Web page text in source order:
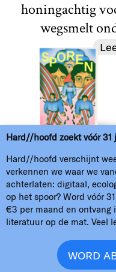
honingachtig
wegsmelt
H//h
Home Over
Verzamel kunst of
Oproepen
Contact
Hard//hoofd zoekt vóór 31
Hard//hoofd verschijnt
verkennen we waar we
achterlaten: digitaal,
op het spoor? Word vóór
€3 per maand en ontvang
literatuur op de mat. Veel
WORD